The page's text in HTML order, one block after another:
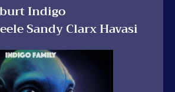
Indigo
Sandy Clarx Havasi